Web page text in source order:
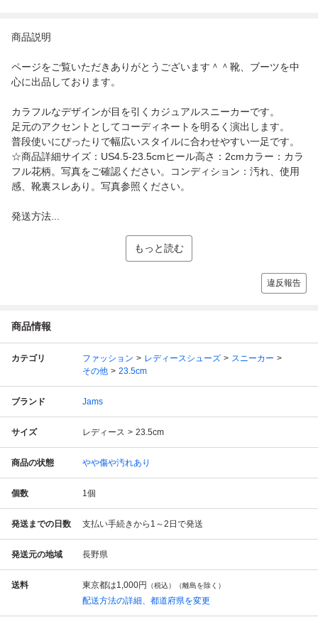
商品説明
ページをご覧いただきありがとうございます＾＾靴、ブーツを中
心に出品しております。
カラフルなデザインが目を引くカジュアルスニーカーです。
足元のアクセントとしてコーディネートを明るく演出します。
普段使いにぴったりで幅広いスタイルに合わせやすい一足です。
☆商品詳細サイズ：US4.5-23.5cmヒール高さ：2cmカラー：カラ
フル花柄。写真をご確認ください。コンディション：汚れ、使用
感、靴裏スレあり。写真参照ください。
発送方法...
もっと読む
違反報告
商品情報
カテゴリ ファッション レディースシューズ
スニーカー
その他
23.5cm
ブランド Jams
サイズ レディース 23.5cm
商品の状態 やや傷や汚れあり
個数 1個
発送までの日数 支払い手続きから1～2日で発送
発送元の地域 長野県
送料 東京都は1,000円 （税込）（離島を除く）
配送方法の詳細、都道府県を変更